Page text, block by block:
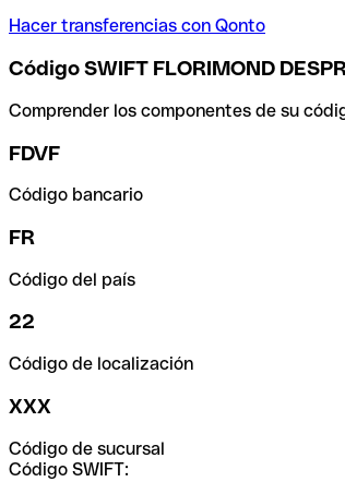
Hacer transferencias con Qonto
Código SWIFT FLORIMOND
Comprender los componentes de su
FDVF
Código bancario
FR
Código del país
22
Código de localización
XXX
Código de sucursal
Código SWIFT: